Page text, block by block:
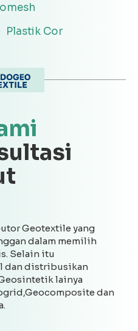
Plastik Cor
Geotextile yang
dalam memilih
Selain itu
dan distribusikan
lainya
dan